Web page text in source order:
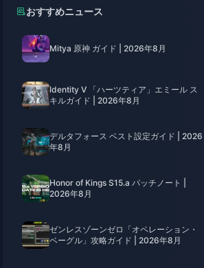
おすすめニュース
Mitya 原神 ガイド | 2026年8月
Identity V 「ハーツティア」エミール ス
キルガイド | 2026年8月
デルタフォース ベスト設定ガイド | 2026
年8月
Honor of Kings S15.a パッチノート |
2026年8月
ゼンレスゾーンゼロ「オペレーション・
ベーグル」攻略ガイド | 2026年8月